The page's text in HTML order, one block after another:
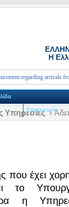
Η
regarding arrivals from
Επικοινωνία
Υπηρεσίες
που έχει
το
η